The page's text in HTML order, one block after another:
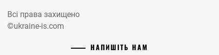
Всі права захищено
©ukraine-is.com
НАПИШІТЬ НАМ